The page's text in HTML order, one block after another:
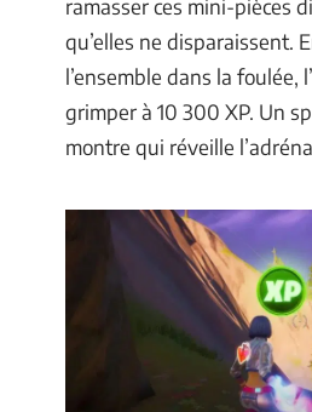
ramasser ces mini-pièces
qu’elles ne disparaissent.
l’ensemble dans la foulée,
grimper à 10 300 XP. Un
montre qui réveille